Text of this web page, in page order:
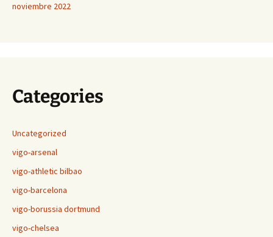
noviembre 2022
Categories
Uncategorized
vigo-arsenal
vigo-athletic bilbao
vigo-barcelona
vigo-borussia dortmund
vigo-chelsea